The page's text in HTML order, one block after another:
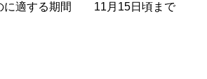
に適する期間 11月15日頃まで